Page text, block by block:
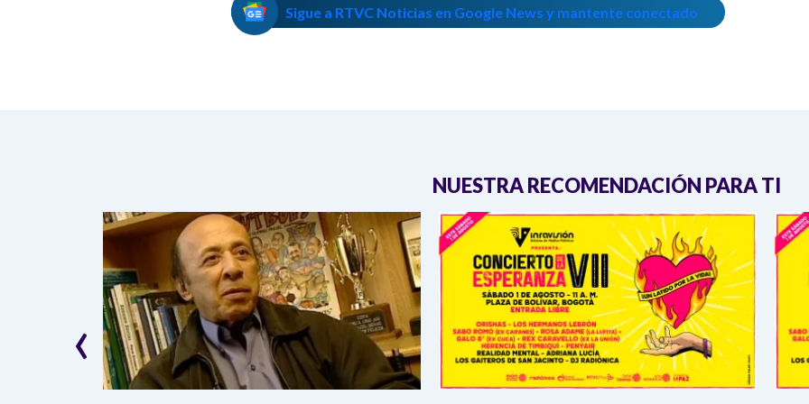
Sigue a RTVC Noticias en Google News y mantente conectado
NUESTRA RECOMENDACIÓN PARA TI
‹